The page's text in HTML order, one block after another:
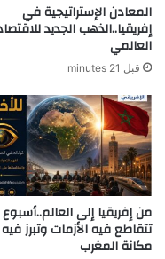
المعادن الإستراتيجية في
إفريقيا..الذهب الجديد
العالمي
قبل 21 minutes
من إفريقيا إلى العالم..أسبوع
تتقاطع فيه الأزمات وتبرز فيه
مكانة المغرب